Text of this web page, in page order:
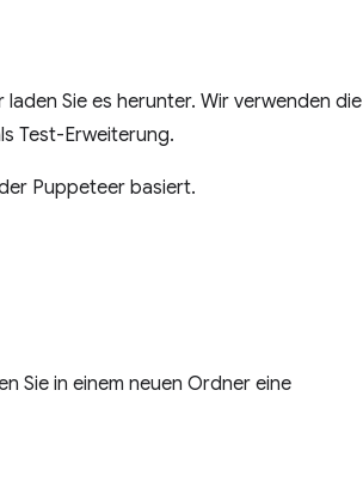
laden Sie es herunter. Wir verwenden die
Test-Erweiterung.
Puppeteer basiert.
Sie in einem neuen Ordner eine